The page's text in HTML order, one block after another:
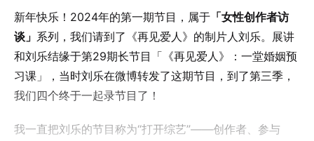
新年快乐！2024年的第一期节目，属于 「女性创作者访
谈」 系列，我们请到了《再见爱人》的制片人刘乐。展讲
和刘乐结缘于第29期长节目「《再见爱人》：一堂婚姻预
习课」，当时刘乐在微博转发了这期节目，到了第三季，
我们四个终于一起录节目了！
我一直把刘乐的节目称为“打开综艺”——创作者、参与